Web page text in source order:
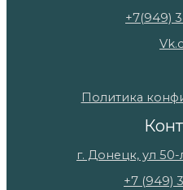
+7(949)
Политика
г. Донецк, ул
+7 (949)